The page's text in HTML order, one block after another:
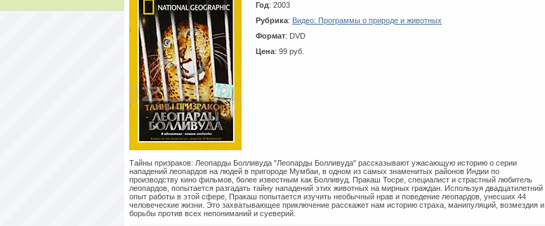
Год: 2003
Рубрика: Видео: Программы о природе и животных
Формат: DVD
Цена: 99 руб.
Тайны призраков: Леопарды Болливуда "Леопарды Болливуда" рассказывают ужасающую историю о серии
нападений леопардов на людей в пригороде Мумбаи, в одном из самых знаменитых районов Индии по
производству кино фильмов, более известным как Болливуд. Пракаш Тосре, специалист и страстный любитель
леопардов, попытается разгадать тайну нападений этих животных на мирных граждан. Используя двадцатилетний
опыт работы в этой сфере, Пракаш попытается изучить необычный нрав и поведение леопардов, унесших 44
человеческие жизни. Это захватывающее приключение расскажет нам историю страха, манипуляций, возмездия и
борьбы против всех непониманий и суеверий.